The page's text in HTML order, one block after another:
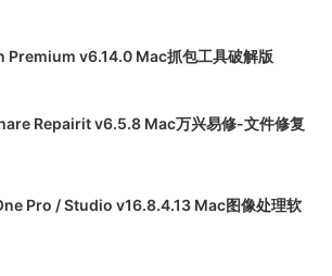
Premium v6.14.0 Mac抓包工具破解版
Repairit v6.5.8 Mac万兴易修-文件修复
Pro / Studio v16.8.4.13 Mac图像处理软